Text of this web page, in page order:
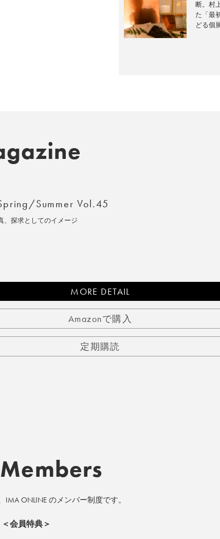
断。村
た「最
どる個
Summer Vol.45
、探求としてのイメージ
MORE DETAIL
Amazonで購入
定期購読
IMA ONLINE のメンバー制度です。
＜会員特典＞